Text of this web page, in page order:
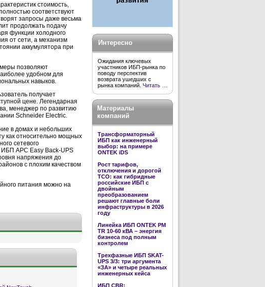
стоимость,
соответствуют
запросы даже весьма
продолжать подачу
функции холодного
от сети, а механизм
аккумулятора при
позволяют
удобном для
навыков.
получает
цене. Легендарная
менеджер по развитию
Schneider Electric.
в домах и небольших
как относительно мощных
сетевого
ИБП APC Easy Back-UPS
напряжения до
с плохим качеством
питания можно на
Интересно
Ожидания ключевых
участников ИБП-рынка по
поводу перспектив
возврата ушедших с
рынка компаний. Читать …
Материалы
компаний
Трансформаторный
ИБП как инженерный
выбор: на примере
ONTEK iDS
Рост тарифов,
отключения и дорогой
TCO: как гибридные
российские ИБП с
двойным
преобразованием
решают главные боли
инфраструктуры в 2026
году
Линейка ИБП ONTEK PM
TR 10-60 кВА – энергия
бизнеса под полным
контролем
Трехфазные ИБП SKAT-
UPS 3/3: три аргумента
«ЗА» и четыре реальных
инженерных кейса
ИБП CBR: